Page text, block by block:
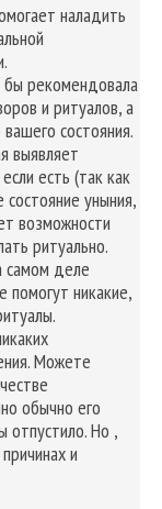
наладить
бы рекомендовала
и ритуалов, а
состояния.
выявляет
есть (так как
уныния,
возможности
ритуально.
самом деле
помогут никакие,
Можете
обычно его
отпустило. Но ,
и